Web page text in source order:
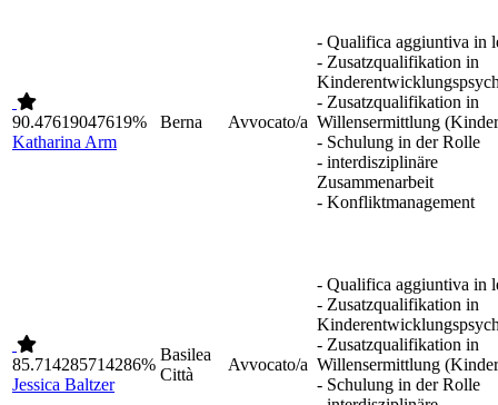
90.47619047619%
Katharina Arm
Berna Avvocato/a
- Qualifica aggiuntiva in
- Zusatzqualifikation in
- Zusatzqualifikation in
Willensermittlung
- Schulung in der Rolle
- interdisziplinäre
Zusammenarbeit
- Konfliktmanagement
85.714285714286%
Jessica Baltzer
Basilea
Città
Avvocato/a
- Qualifica aggiuntiva in
- Zusatzqualifikation in
- Zusatzqualifikation in
Willensermittlung
- Schulung in der Rolle